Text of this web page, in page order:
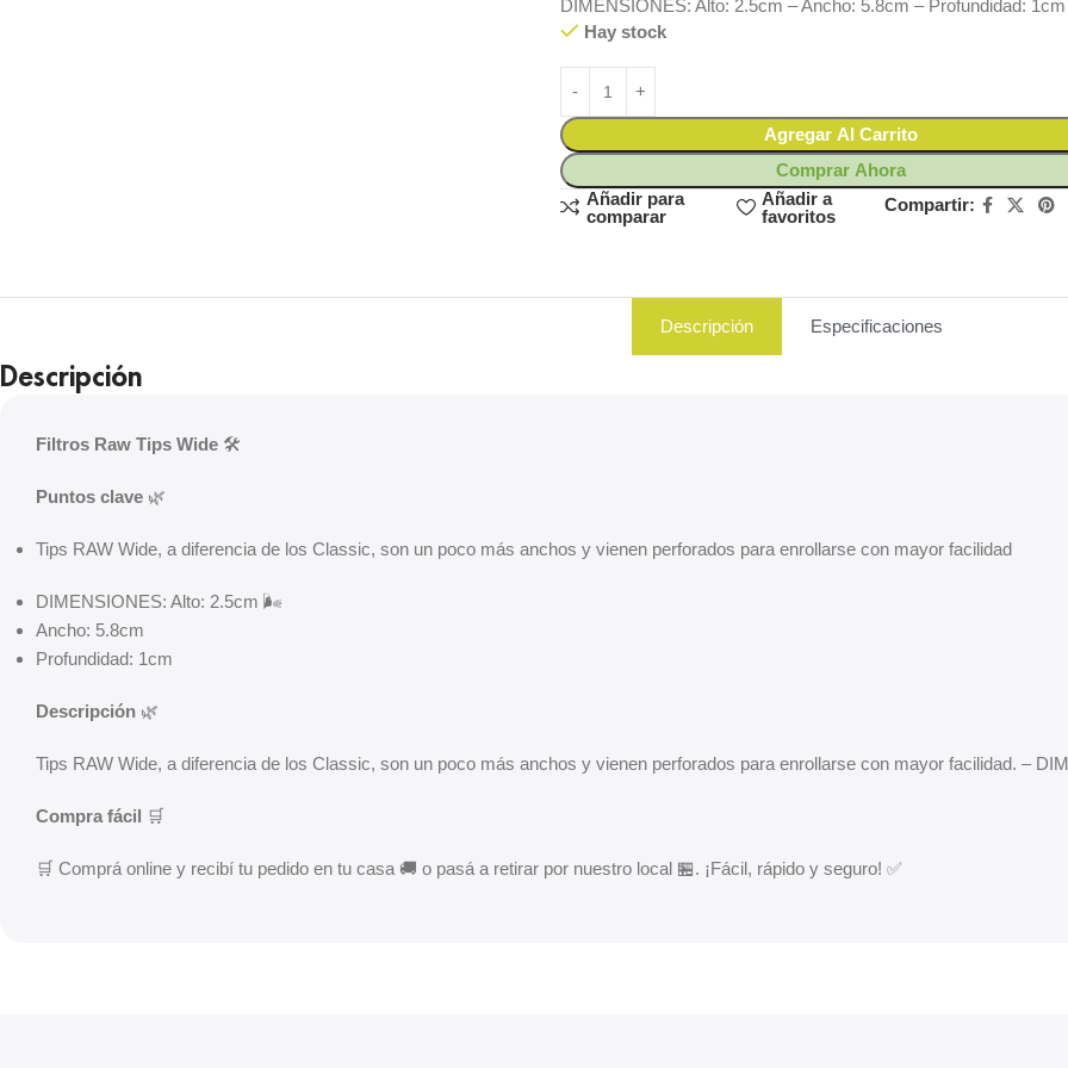
DIMENSIONES: Alto: 2.5cm – Ancho: 5.8cm – Profundidad: 1cm
Hay stock
Agregar Al Carrito
Comprar Ahora
Añadir para
comparar
Añadir a
favoritos
Compartir:
Descripción Especificaciones
Descripción
Filtros Raw Tips Wide 🛠️
Puntos clave 🌿
Tips RAW Wide, a diferencia de los Classic, son un poco más anchos y vienen perforados para enrollarse con mayor facilidad
DIMENSIONES: Alto: 2.5cm 🌬️
Ancho: 5.8cm
Profundidad: 1cm
Descripción 🌿
Tips RAW Wide, a diferencia de los Classic, son un poco más anchos y vienen perforados para enrollarse con mayor facilidad. –
Compra fácil 🛒
🛒 Comprá online y recibí tu pedido en tu casa 🚚 o pasá a retirar por nuestro local 🏪. ¡Fácil, rápido y seguro! ✅